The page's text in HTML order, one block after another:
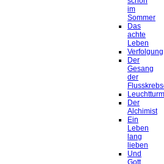
im
Sommer
Das
achte
Leben
Verfolgung
Der
Gesang
der
Der
Alchimist
Ein
Leben
lang
lieben
Und
Gott